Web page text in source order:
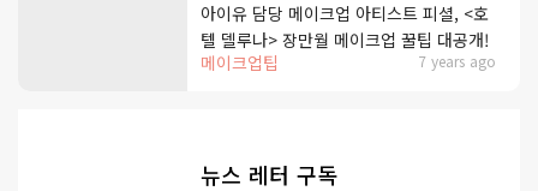
메이크업팁 7 years ago
아이유 담당 메이크업 아티스트 피셜, <호
텔 델루나> 장만월 메이크업 꿀팁 대공개!
뉴스 레터 구독